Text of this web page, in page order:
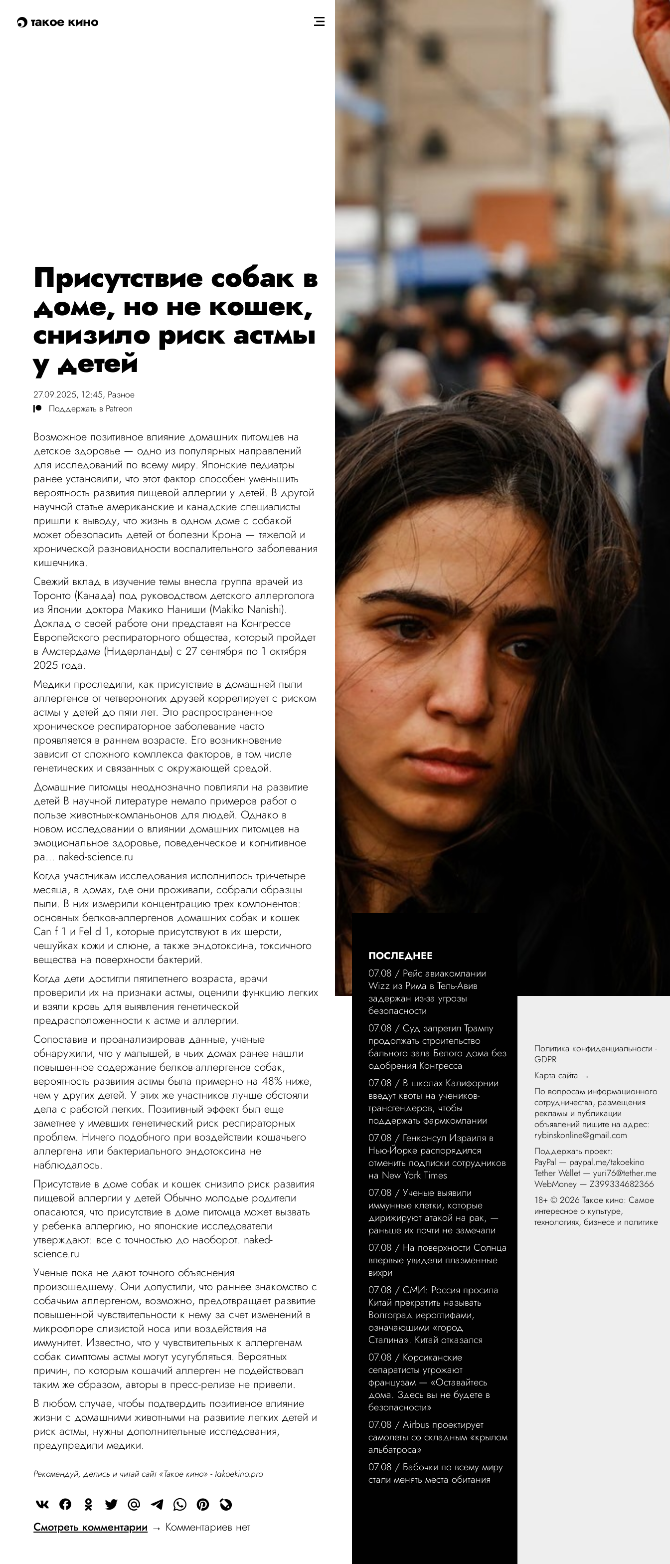
такое кино
Присутствие собак в
доме, но не кошек,
снизило риск астмы
у детей
27.09.2025, 12:45, Разное
Поддержать в Patreon
Возможное позитивное влияние домашних питомцев на
детское здоровье — одно из популярных направлений
для исследований по всему миру. Японские педиатры
ранее установили, что этот фактор способен уменьшить
вероятность развития пищевой аллергии у детей. В другой
научной статье американские и канадские специалисты
пришли к выводу, что жизнь в одном доме с собакой
может обезопасить детей от болезни Крона — тяжелой и
хронической разновидности воспалительного заболевания
кишечника.
Свежий вклад в изучение темы внесла группа врачей из
Торонто (Канада) под руководством детского аллерголога
из Японии доктора Макико Наниши (Makiko Nanishi).
Доклад о своей работе они представят на Конгрессе
Европейского респираторного общества, который пройдет
в Амстердаме (Нидерланды) с 27 сентября по 1 октября
2025 года.
Медики проследили, как присутствие в домашней пыли
аллергенов от четвероногих друзей коррелирует с риском
астмы у детей до пяти лет. Это распространенное
хроническое респираторное заболевание часто
проявляется в раннем возрасте. Его возникновение
зависит от сложного комплекса факторов, в том числе
генетических и связанных с окружающей средой.
Домашние питомцы неоднозначно повлияли на развитие
детей В научной литературе немало примеров работ о
пользе животных-компаньонов для людей. Однако в
новом исследовании о влиянии домашних питомцев на
эмоциональное здоровье, поведенческое и когнитивное
ра… naked-science.ru
Когда участникам исследования исполнилось три-четыре
месяца, в домах, где они проживали, собрали образцы
пыли. В них измерили концентрацию трех компонентов:
основных белков-аллергенов домашних собак и кошек
Can f 1 и Fel d 1, которые присутствуют в их шерсти,
чешуйках кожи и слюне, а также эндотоксина, токсичного
вещества на поверхности бактерий.
Когда дети достигли пятилетнего возраста, врачи
проверили их на признаки астмы, оценили функцию легких
и взяли кровь для выявления генетической
предрасположенности к астме и аллергии.
Сопоставив и проанализировав данные, ученые
обнаружили, что у малышей, в чьих домах ранее нашли
повышенное содержание белков-аллергенов собак,
вероятность развития астмы была примерно на 48% ниже,
чем у других детей. У этих же участников лучше обстояли
дела с работой легких. Позитивный эффект был еще
заметнее у имевших генетический риск респираторных
проблем. Ничего подобного при воздействии кошачьего
аллергена или бактериального эндотоксина не
наблюдалось.
Присутствие в доме собак и кошек снизило риск развития
пищевой аллергии у детей Обычно молодые родители
опасаются, что присутствие в доме питомца может вызвать
у ребенка аллергию, но японские исследователи
утверждают: все с точностью до наоборот. naked-
science.ru
Ученые пока не дают точного объяснения
произошедшему. Они допустили, что раннее знакомство с
собачьим аллергеном, возможно, предотвращает развитие
повышенной чувствительности к нему за счет изменений в
микрофлоре слизистой носа или воздействия на
иммунитет. Известно, что у чувствительных к аллергенам
собак симптомы астмы могут усугубляться. Вероятных
причин, по которым кошачий аллерген не подействовал
таким же образом, авторы в пресс-релизе не привели.
В любом случае, чтобы подтвердить позитивное влияние
жизни с домашними животными на развитие легких детей и
риск астмы, нужны дополнительные исследования,
предупредили медики.
Рекомендуй, делись и читай сайт «Такое кино» - takoekino.pro
Смотреть комментарии → Комментариев нет
ПОСЛЕДНЕЕ
07.08 / Рейс авиакомпании
Wizz из Рима в Тель-Авив
задержан из-за угрозы
безопасности
07.08 / Суд запретил Трампу
продолжать строительство
бального зала Белого дома без
одобрения Конгресса
07.08 / В школах Калифорнии
введут квоты на учеников-
трансгендеров, чтобы
поддержать фармкомпании
07.08 / Генконсул Израиля в
Нью-Йорке распорядился
отменить подписки сотрудников
на New York Times
07.08 /Ученые выявили
иммунные клетки, которые
дирижируют атакой на рак, —
раньше их почти не замечали
07.08 / На поверхности Солнца
впервые увидели плазменные
вихри
07.08 / СМИ: Россия просила
Китай прекратить называть
Волгоград иероглифами,
означающими «город
Сталина». Китай отказался
07.08 / Корсиканские
сепаратисты угрожают
французам — «Оставайтесь
дома. Здесь вы не будете в
безопасности»
07.08 /Airbus проектирует
самолеты со складным «крылом
альбатроса»
07.08 / Бабочки по всему миру
стали менять места обитания
Политика конфиденциальности -
GDPR
Карта сайта →
По вопросам информационного
сотрудничества, размещения
рекламы и публикации
объявлений пишите на адрес:
rybinskonline@gmail.com
Поддержать проект:
PayPal — paypal.me/takoekino
Tether Wallet — yuri76@tether.me
WebMoney — Z399334682366
18+ ©2026 Такое кино: Самое
интересное о культуре,
технологиях, бизнесе и политике